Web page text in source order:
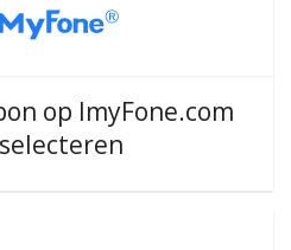
op ImyFone.com